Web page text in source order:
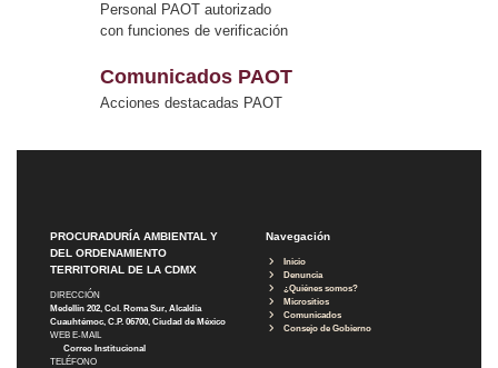
Personal PAOT autorizado
con funciones de verificación
Comunicados PAOT
Acciones destacadas PAOT
PROCURADURÍA AMBIENTAL Y
DEL ORDENAMIENTO
TERRITORIAL DE LA CDMX
DIRECCIÓN
Medellín 202, Col. Roma Sur, Alcaldía
Cuauhtémoc, C.P. 06700, Ciudad de México
WEB E-MAIL
Correo Institucional
TELÉFONO
Navegación
Inicio
Denuncia
¿Quiénes somos?
Micrositios
Comunicados
Consejo de Gobierno